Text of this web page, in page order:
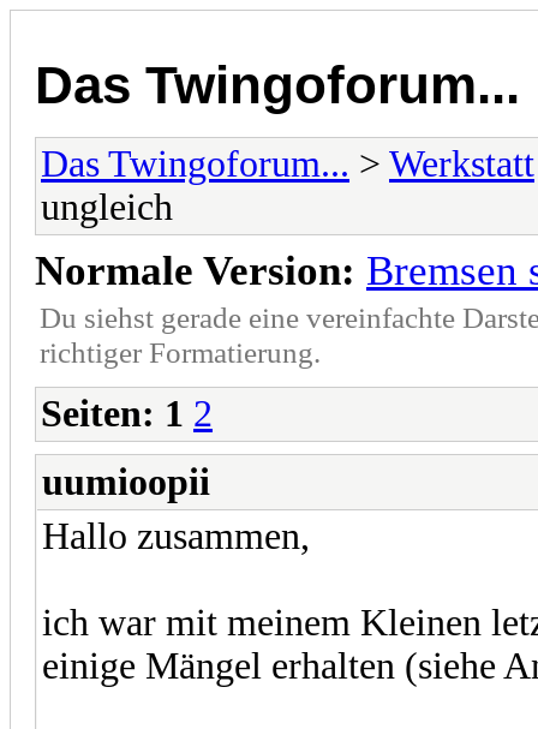
Das Twingoforum...
Das Twingoforum... > Werkstatt
ungleich
Normale Version: Bremsen
Du siehst gerade eine vereinfachte
richtiger Formatierung.
Seiten: 1 2
uumioopii
Hallo zusammen,
ich war mit meinem Kleinen
einige Mängel erhalten (siehe